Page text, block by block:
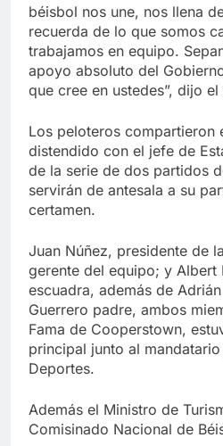
béisbol nos une, nos llena
recuerda de lo que somos
trabajamos en equipo.
apoyo absoluto del
que cree en ustedes”, dijo
Los peloteros compartieron
distendido con el jefe de
de la serie de dos partidos
servirán de antesala a su
certamen.
Juan Núñez, presidente de
gerente del equipo; y Albert
escuadra, además de
Guerrero padre, ambos
Fama de Cooperstown,
principal junto al
Deportes.
Además el Ministro de
Comisinado Nacional de